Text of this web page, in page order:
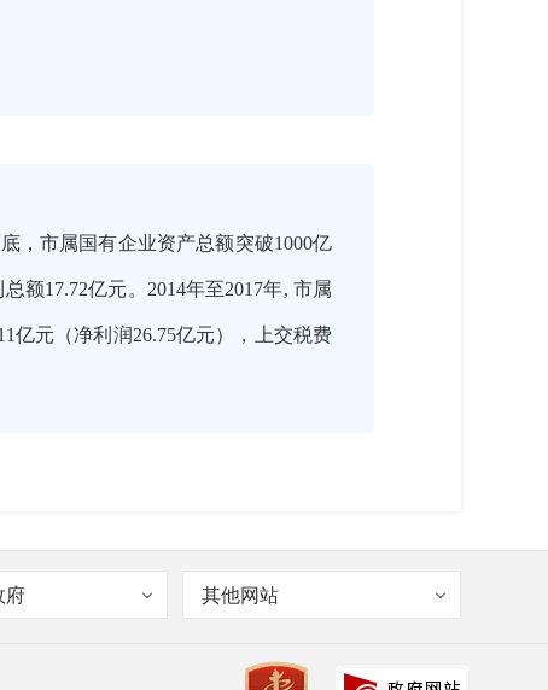
，市属国有企业资产总额突破1000亿
额17.72亿元。2014年至2017年, 市属
亿元（净利润26.75亿元），上交税费
撑作用也正在凸显。
府 其他网站